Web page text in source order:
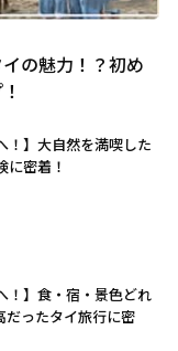
の魅力！？初め
！】大自然を満喫した
に密着！
！】食・宿・景色どれ
だったタイ旅行に密